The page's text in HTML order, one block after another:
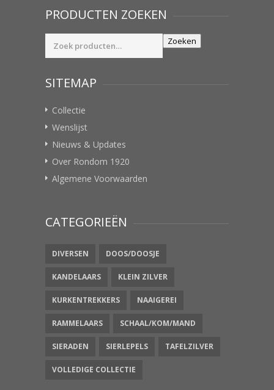
PRODUCTEN ZOEKEN
Zoeken
Zoeken
SITEMAP
Collectie
Wenslijst
Nieuws & Updates
Over Rondom 1920
Algemene Voorwaarden
CATEGORIEËN
DIVERSEN DOOS/DOOSJE
KANDELAARS KLEIN ZILVER
KURKENTREKKERS NAAIGEREI
RAMMELAARS SCHAAL/KOM/MAND
SIERADEN SIERLEPELS TAFELZILVER
VOLLEDIGE COLLECTIE